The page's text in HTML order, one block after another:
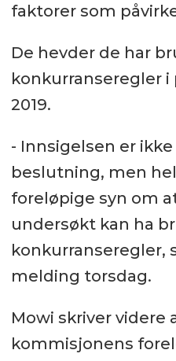
faktorer som
De hevder de har
konkurranseregler i
2019.
- Innsigelsen er
beslutning, men
foreløpige syn om
undersøkt kan ha
konkurranseregler,
melding torsdag.
Mowi skriver videre
kommisjonens